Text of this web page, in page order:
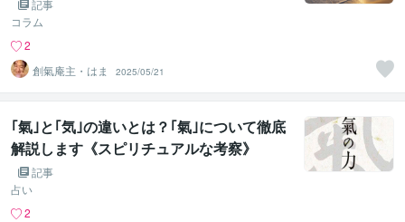
記事
コラム
2
創氣庵主・はま
2025/05/21
｢氣｣と｢気｣の違いとは？｢氣｣について徹底
解説します《スピリチュアルな考察》
記事
占い
2